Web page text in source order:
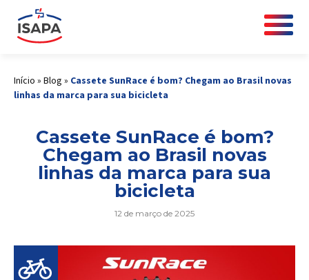
Início » Blog » Cassete SunRace é bom? Chegam ao Brasil novas
linhas da marca para sua bicicleta
Cassete SunRace é bom?
Chegam ao Brasil novas
linhas da marca para sua
bicicleta
12 de março de 2025